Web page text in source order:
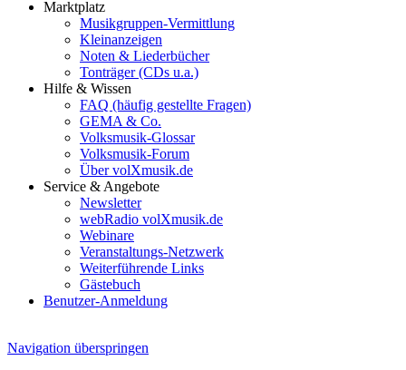
Marktplatz
Musikgruppen-Vermittlung
Kleinanzeigen
Noten & Liederbücher
Tonträger (CDs u.a.)
Hilfe & Wissen
FAQ (häufig gestellte Fragen)
GEMA & Co.
Volksmusik-Glossar
Volksmusik-Forum
Über volXmusik.de
Service & Angebote
Newsletter
webRadio volXmusik.de
Webinare
Veranstaltungs-Netzwerk
Weiterführende Links
Gästebuch
Benutzer-Anmeldung
Navigation überspringen